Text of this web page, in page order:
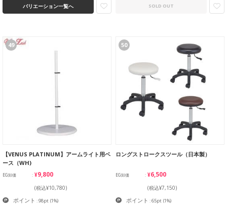
バリエーション一覧へ SOLD OUT
49
【VENUS PLATINUM】アームライト用ベ
ース（WH)
EG卸価 ¥9,800
(税込¥10,780)
ポイント : 98pt (1%)
50
ロングストロークスツール（日本製）
EG卸価 ¥6,500
(税込¥7,150)
ポイント : 65pt (1%)